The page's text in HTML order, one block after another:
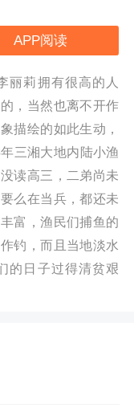
APP阅读
丽莉拥有很高的人
，当然也离不开作
描绘的如此生动，
三湘大地内陆小渔
读高三，二弟尚未
么在当兵，都还未
富，渔民们捕鱼的
钓，而且当地淡水
的日子过得清贫艰